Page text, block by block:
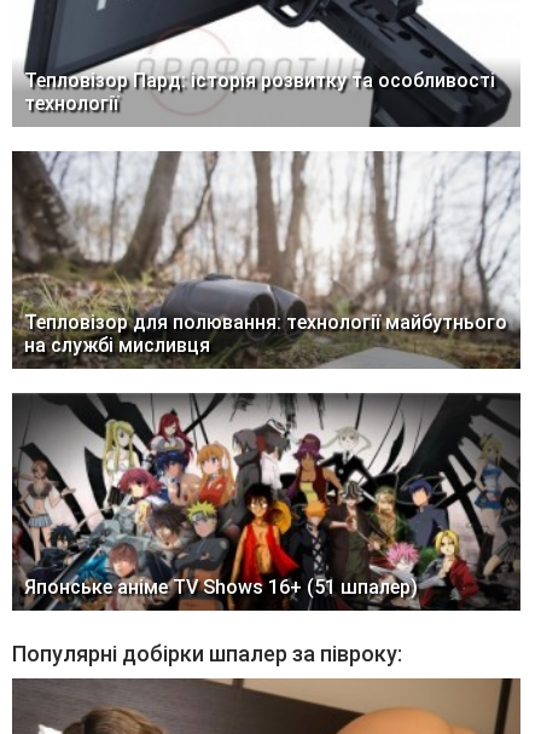
Тепловізор Пард: історія розвитку та особливості
технології
Тепловізор для полювання: технології майбутнього
на службі мисливця
Японське аніме TV Shows 16+ (51 шпалер)
Популярні добірки шпалер за півроку: